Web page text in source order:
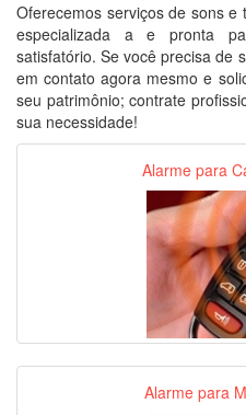
Oferecemos serviços de sons
especializada a e pronta
satisfatório. Se você precisa de
em contato agora mesmo e
seu patrimônio; contrate
sua necessidade!
Alarme para
Alarme para